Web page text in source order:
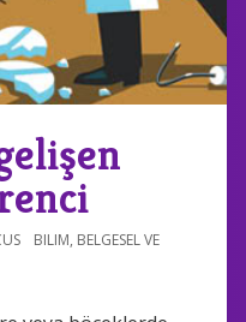
BILIM, BELGESEL VE